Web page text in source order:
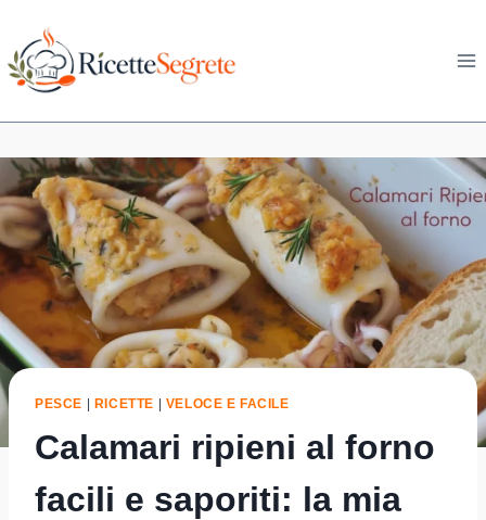
content
PESCE | RICETTE | VELOCE E FACILE
Calamari ripieni al forno
facili e saporiti: la mia